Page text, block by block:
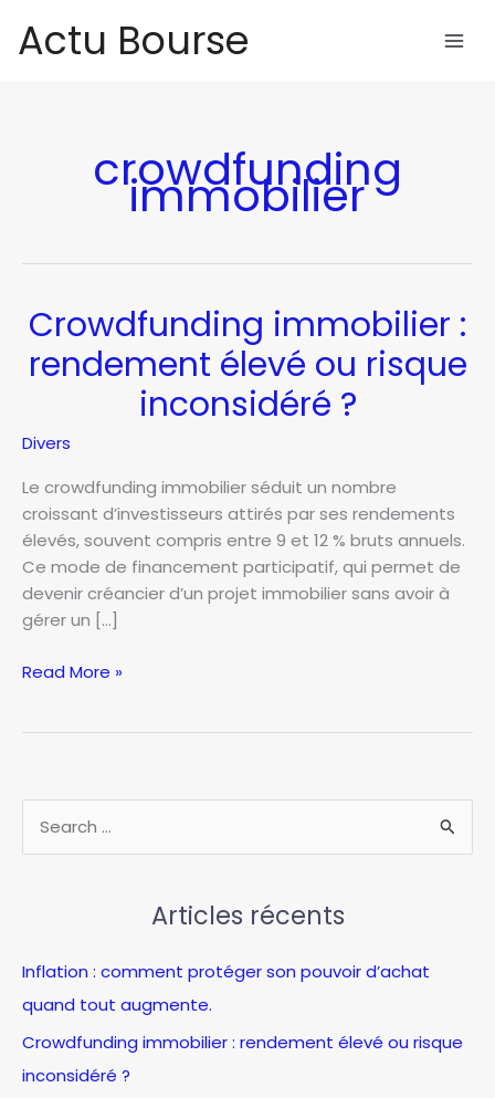
Actu Bourse
crowdfunding
immobilier
Crowdfunding immobilier :
rendement élevé ou risque
inconsidéré ?
Divers
Le crowdfunding immobilier séduit un nombre
croissant d’investisseurs attirés par ses rendements
élevés, souvent compris entre 9 et 12 % bruts annuels.
Ce mode de financement participatif, qui permet de
devenir créancier d’un projet immobilier sans avoir à
gérer un […]
Crowdfunding
ou
risque
inconsidéré
Read More »
r
c
h
e
Articles récents
Inflation : comment protéger son pouvoir d’achat
quand tout augmente.
Crowdfunding immobilier : rendement élevé ou risque
inconsidéré ?